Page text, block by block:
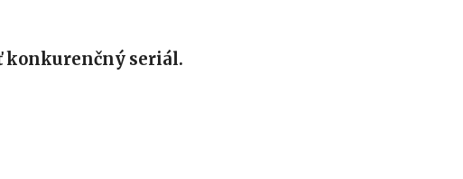
konkurenčný seriál.